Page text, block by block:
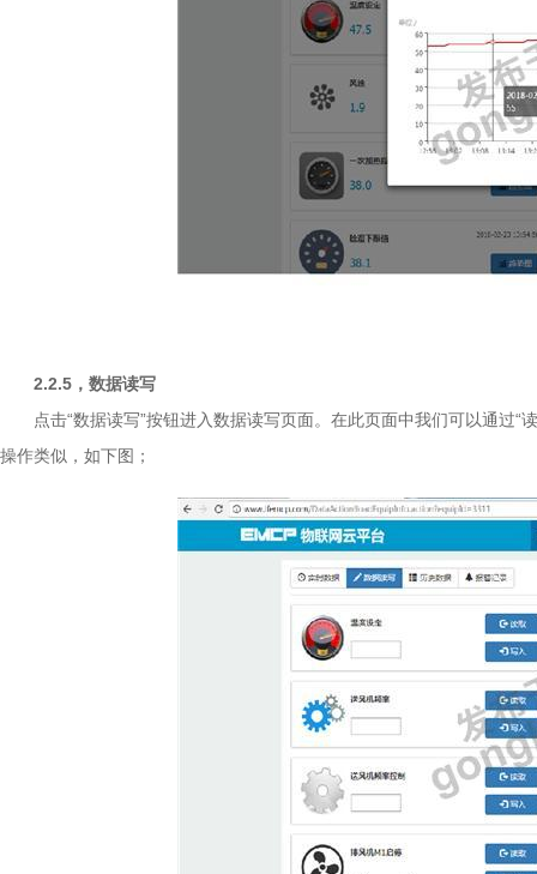
2.2.5 ，数据读写
点击“数据读写”按钮进入数据读写页面。在此页面中我们可以通过
操作类似，如下图；